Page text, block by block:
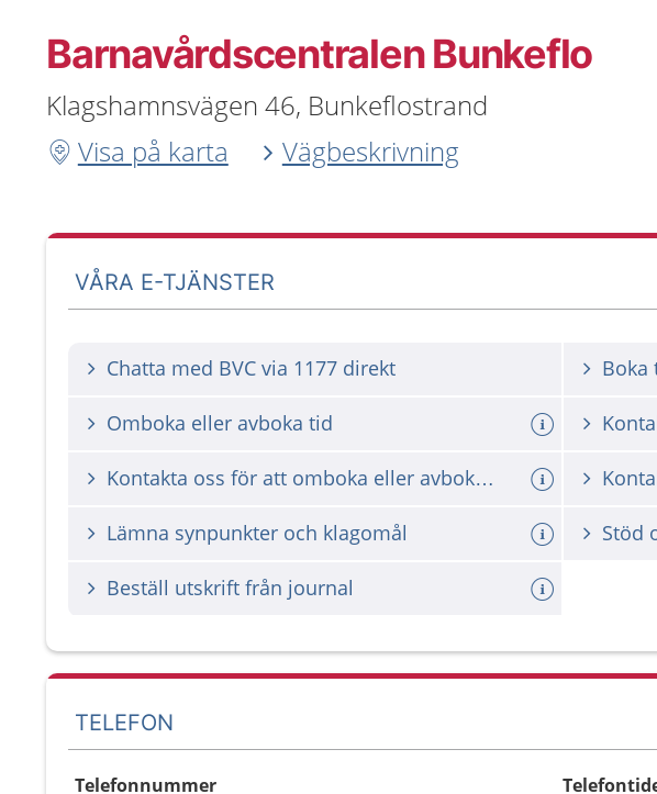
Barnavårdscentralen Bunkeflo
Klagshamnsvägen 46, Bunkeflostrand
Visa på karta
Vägbeskrivning
VÅRA E-TJÄNSTER
Chatta med BVC via 1177 direkt Boka
Omboka eller avboka tid
Kontakta oss för att omboka eller avboka tid
Lämna synpunkter och klagomål Stöd
Beställ utskrift från journal
TELEFON
Telefonnummer